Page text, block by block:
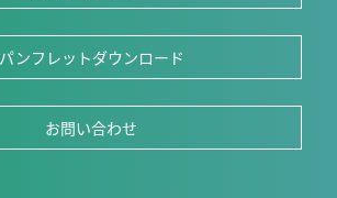
パンフレットダウンロード
お問い合わせ